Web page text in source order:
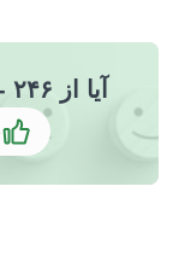
آیا از IMT - ۲۴۶ مجتمع سیبا خوشتان آمد